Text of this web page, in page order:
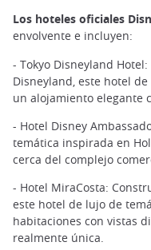
Los hoteles oficiales
envolvente e incluyen:
- Tokyo Disneyland
Disneyland, este hotel
un alojamiento elegante
- Hotel Disney
temática inspirada en
cerca del complejo
- Hotel MiraCosta:
este hotel de lujo de
habitaciones con vistas
realmente única.